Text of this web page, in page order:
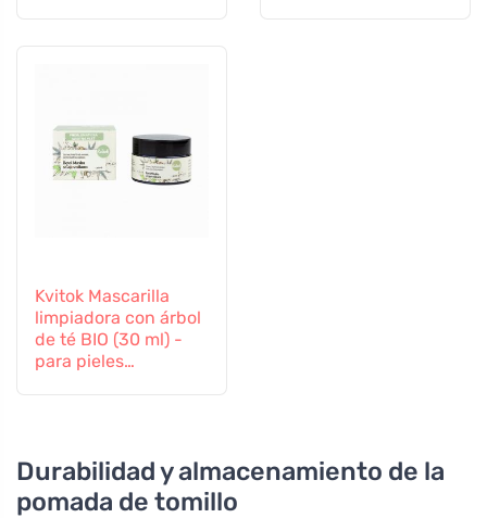
Kvitok Mascarilla
limpiadora con árbol
de té BIO (30 ml) -
para pieles
Durabilidad y almacenamiento de la
pomada de tomillo